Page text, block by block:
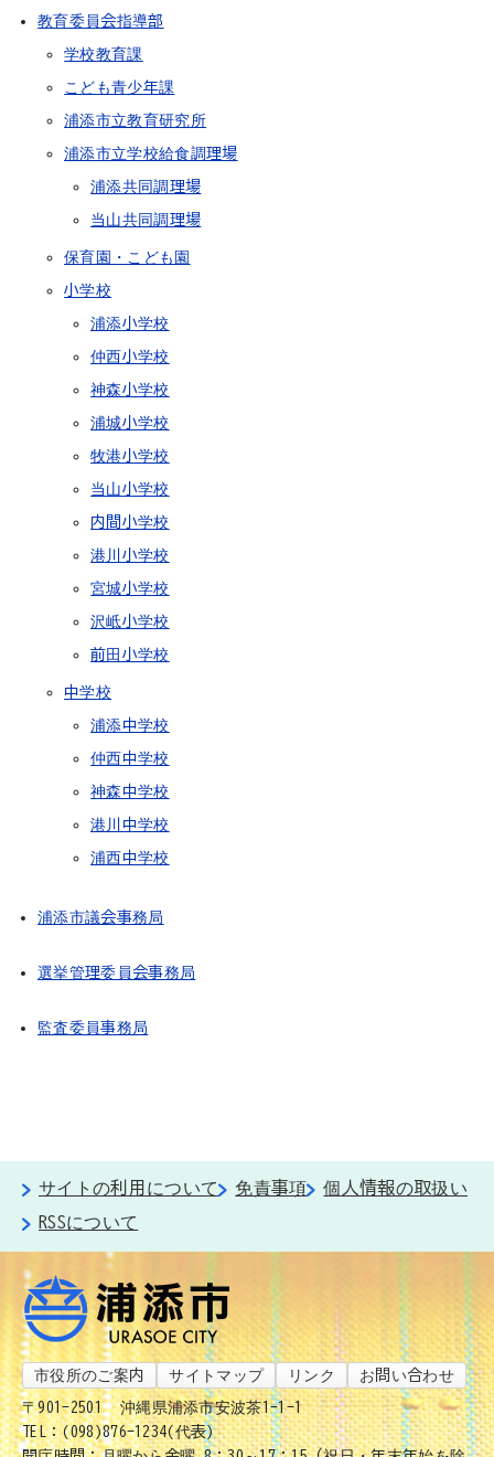
教育委員会指導部
学校教育課
こども青少年課
浦添市立教育研究所
浦添市立学校給食調理場
浦添共同調理場
当山共同調理場
保育園・こども園
小学校
浦添小学校
仲西小学校
神森小学校
浦城小学校
牧港小学校
当山小学校
内間小学校
港川小学校
宮城小学校
沢岻小学校
前田小学校
中学校
浦添中学校
仲西中学校
神森中学校
港川中学校
浦西中学校
浦添市議会事務局
選挙管理委員会事務局
監査委員事務局
サイトの利用について 免責事項
個人情報の取扱い
RSSについて
市役所のご案内 サイトマップ リンク お問い合わせ
〒901-2501
沖縄県浦添市安波茶1-1-1
TEL：(098)876-1234(代表)